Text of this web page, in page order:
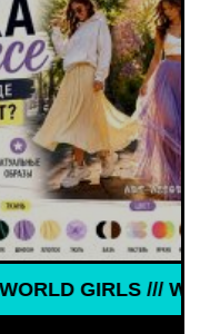
GIRLS /// WORLD